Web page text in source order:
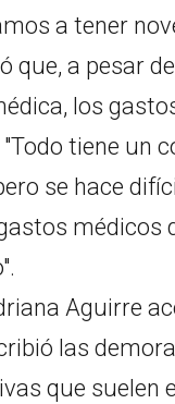
a tener
que, a pesar
los
tiene un
se hace
médicos
Aguirre
las
que suelen